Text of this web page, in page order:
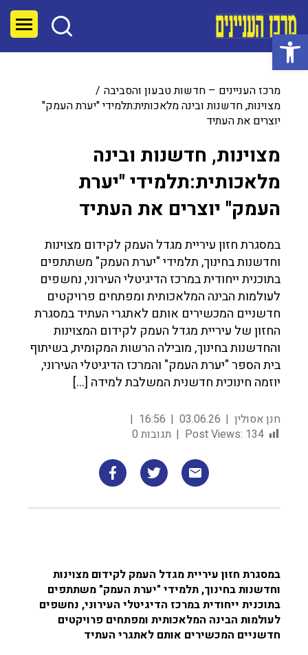
פתח סרגל נגישות
מרכז העניינים – חדשות טבעון והסביבה
מצוינות, חדשנות ובינה מלאכותית:תלמידי "יערת העמק"
יוצרים את העתיד
מצוינות, חדשנות ובינה
מלאכותית:תלמידי "יערת
העמק" יוצרים את העתיד
במסגרת חזון עיריית מגדל העמק לקידום מצוינות
וחדשנות בחינוך, תלמידי "יערת העמק" משתתפים
בתוכנית ייחודית במרכז הדיגיטלי העירוני, נחשפים
לעולמות הבינה המלאכותית ומפתחים פרויקטים
חדשניים המכשירים אותם לאתגרי העתיד במסגרת
החזון של עיריית מגדל העמק לקידום המצוינות
והחדשנות בחינוך, מובילה הרשות המקומית, בשיתוף
בית הספר "יערת העמק" והמרכז הדיגיטלי העירוני,
יוזמה חינוכית חדשנית המשלבת למידה […]
חנן אסולין 03.06.26
16:56
Post Views: 134 תגובות 0
במסגרת חזון עיריית מגדל העמק לקידום מצוינות
וחדשנות בחינוך, תלמידי "יערת העמק" משתתפים
בתוכנית ייחודית במרכז הדיגיטלי העירוני, נחשפים
לעולמות הבינה המלאכותית ומפתחים פרויקטים
חדשניים המכשירים אותם לאתגרי העתיד